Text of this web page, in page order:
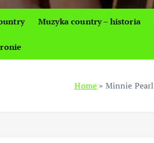
Muzyka country – historia
Home » Minnie Pearl